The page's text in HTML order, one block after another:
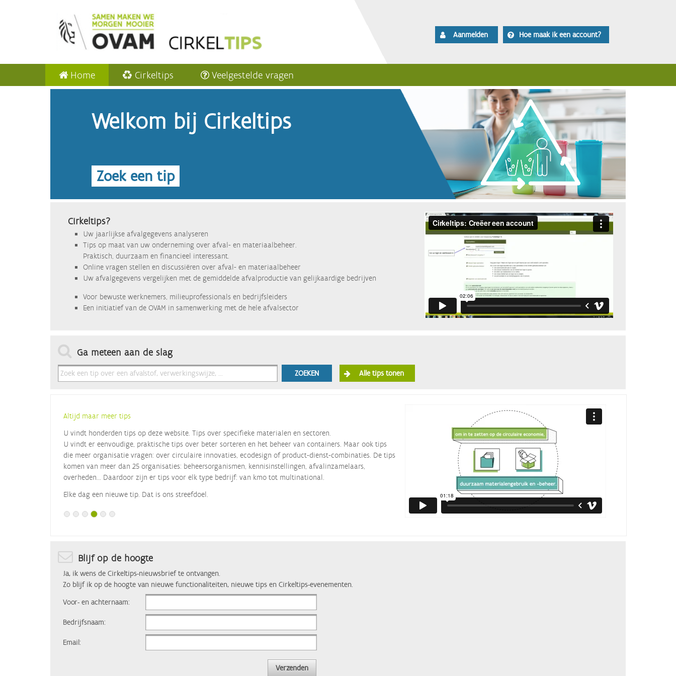
Aanmelden Hoe maak ik een account?
Home Cirkeltips Veelgestelde vragen
Welkom bij Cirkeltips
Zoek een tip
Cirkeltips?
Uw jaarlijkse afvalgegevens analyseren
Tips op maat van uw onderneming over afval- en materiaalbeheer.
Praktisch, duurzaam en financieel interessant.
Online vragen stellen en discussiëren over afval- en materiaalbeheer
Uw afvalgegevens vergelijken met de gemiddelde afvalproductie van gelijkaardige bedrijven
Voor bewuste werknemers, milieuprofessionals en bedrijfsleiders
Een initiatief van de OVAM in samenwerking met de hele afvalsector
Ga meteen aan de slag
ZOEKEN Alle tips tonen
Altijd maar meer tips
U vindt honderden tips op deze website. Tips over specifieke materialen en sectoren.
U vindt er eenvoudige, praktische tips over beter sorteren en het beheer van containers. Maar ook tips
die meer organisatie vragen: over circulaire innovaties, ecodesign of product-dienst-combinaties. De tips
komen van meer dan 25 organisaties: beheersorganismen, kennisinstellingen, afvalinzamelaars,
overheden... Daardoor zijn er tips voor elk type bedrijf: van kmo tot multinational.
Elke dag een nieuwe tip. Dat is ons streefdoel.
Blijf op de hoogte
Ja, ik wens de Cirkeltips-nieuwsbrief te ontvangen.
Zo blijf ik op de hoogte van nieuwe functionaliteiten, nieuwe tips en Cirkeltips-evenementen.
Voor- en achternaam:
Bedrijfsnaam:
Email:
Verzenden